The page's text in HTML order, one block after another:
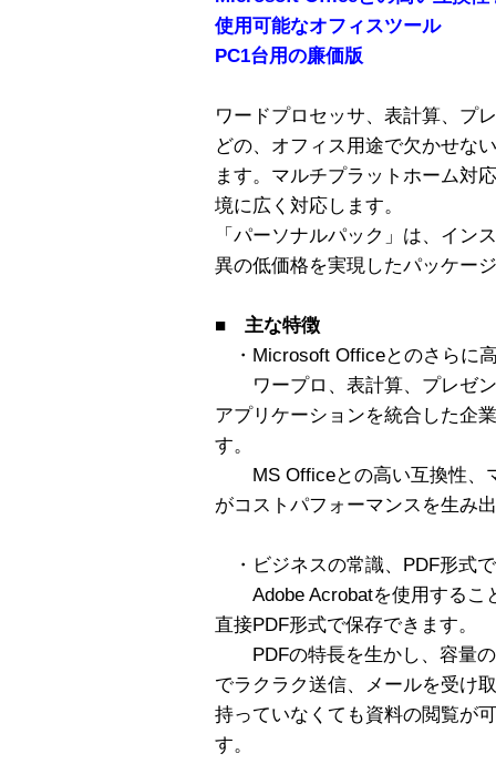
使用可能なオフィスツール
PC1台用の廉価版
ワードプロセッサ、表計算、プ
どの、オフィス用途で欠かせな
ます。マルチプラットホーム対
境に広く対応します。
「パーソナルパック」は、イン
異の低価格を実現したパッケー
■ 主な特徴
・Microsoft Officeとのさらに
ワープロ、表計算、プレゼン
アプリケーションを統合した企
す。
MS Officeとの高い互換性、
がコストパフォーマンスを生み
・ビジネスの常識、PDF形式
Adobe Acrobatを使用するこ
直接PDF形式で保存できます。
PDFの特長を生かし、容量の
でラクラク送信、メールを受け
持っていなくても資料の閲覧が
す。